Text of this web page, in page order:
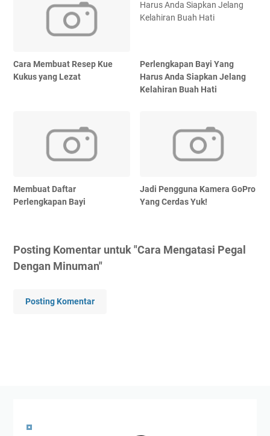
Cara Membuat Resep Kue
Kukus yang Lezat
Perlengkapan Bayi Yang
Harus Anda Siapkan Jelang
Kelahiran Buah Hati
Membuat Daftar
Perlengkapan Bayi
Jadi Pengguna Kamera GoPro
Yang Cerdas Yuk!
Posting Komentar untuk "Cara Mengatasi Pegal
Dengan Minuman"
Posting Komentar